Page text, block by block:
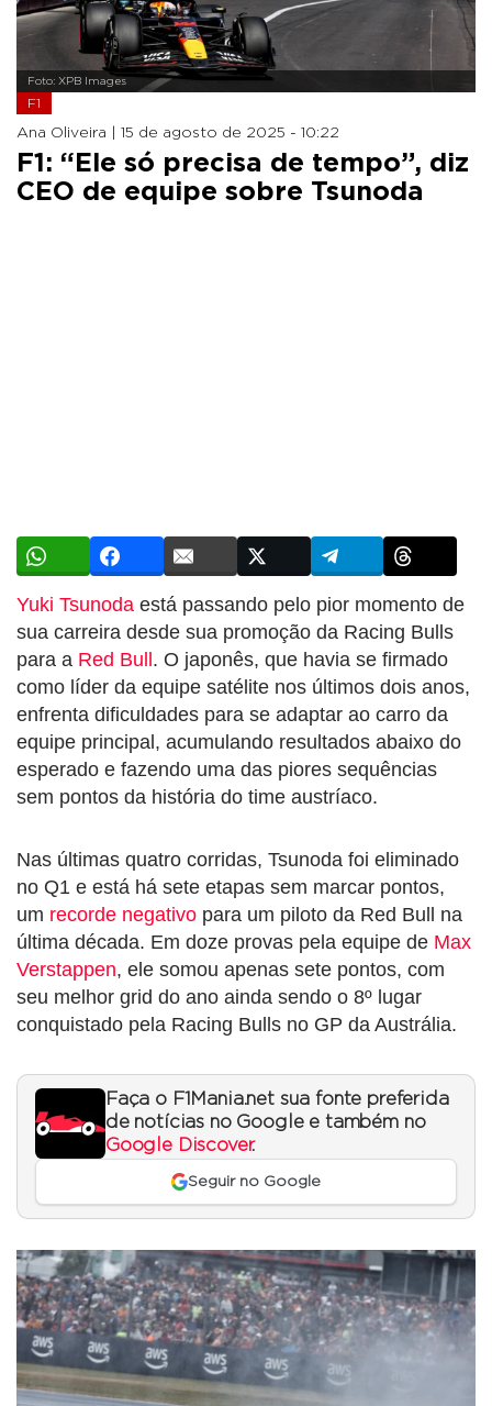
Foto: XPB Images
F1
Ana Oliveira | 15 de agosto de 2025 - 10:22
F1: “Ele só precisa de tempo”, diz
CEO de equipe sobre Tsunoda
Yuki Tsunoda está passando pelo pior momento de
sua carreira desde sua promoção da Racing Bulls
para a Red Bull. O japonês, que havia se firmado
como líder da equipe satélite nos últimos dois anos,
enfrenta dificuldades para se adaptar ao carro da
equipe principal, acumulando resultados abaixo do
esperado e fazendo uma das piores sequências
sem pontos da história do time austríaco.
Nas últimas quatro corridas, Tsunoda foi eliminado
no Q1 e está há sete etapas sem marcar pontos,
um recorde negativo para um piloto da Red Bull na
última década. Em doze provas pela equipe de Max
Verstappen, ele somou apenas sete pontos, com
seu melhor grid do ano ainda sendo o 8º lugar
conquistado pela Racing Bulls no GP da Austrália.
Faça o F1Mania.net sua fonte preferida
de notícias no Google e também no
Google Discover.
Seguir no Google